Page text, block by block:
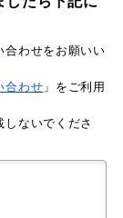
合わせをお願いい
合わせ 」をご利用
しないでくださ